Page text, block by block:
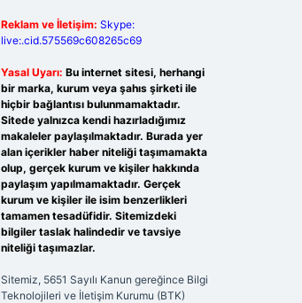
Reklam ve İletişim: Skype:
live:.cid.575569c608265c69
Yasal Uyarı: Bu internet sitesi, herhangi
bir marka, kurum veya şahıs şirketi ile
hiçbir bağlantısı bulunmamaktadır.
Sitede yalnızca kendi hazırladığımız
makaleler paylaşılmaktadır. Burada yer
alan içerikler haber niteliği taşımamakta
olup, gerçek kurum ve kişiler hakkında
paylaşım yapılmamaktadır. Gerçek
kurum ve kişiler ile isim benzerlikleri
tamamen tesadüfidir. Sitemizdeki
bilgiler taslak halindedir ve tavsiye
niteliği taşımazlar.
Sitemiz, 5651 Sayılı Kanun gereğince Bilgi
Teknolojileri ve İletişim Kurumu (BTK)